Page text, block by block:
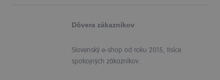
Dôvera zákazníkov
Slovenský e-shop od roku 2015, tisíce
spokojných zákazníkov.